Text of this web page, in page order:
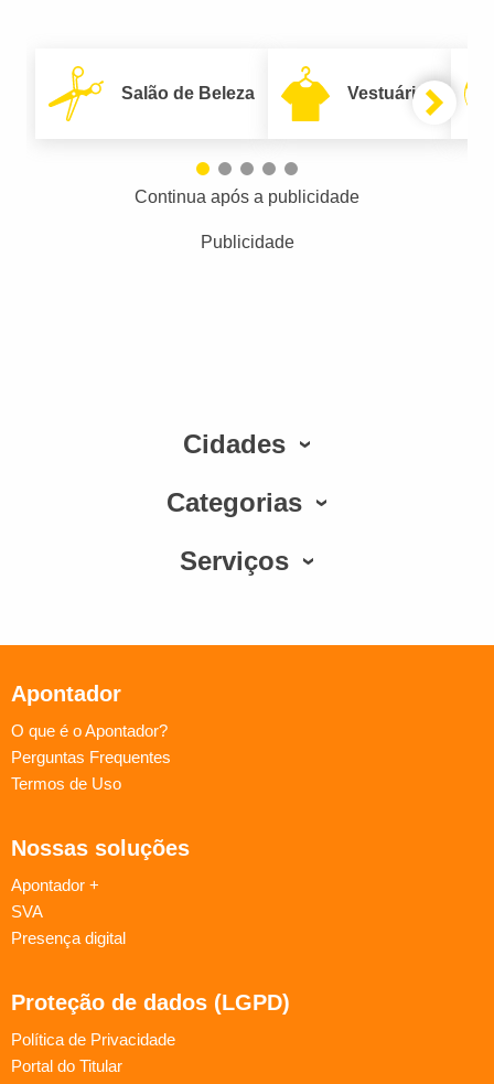
Salão de Beleza Vestuário
Continua após a publicidade
Publicidade
Cidades
Categorias
Serviços
Apontador
O que é o Apontador?
Perguntas Frequentes
Termos de Uso
Nossas soluções
Apontador +
SVA
Presença digital
Proteção de dados (LGPD)
Política de Privacidade
Portal do Titular